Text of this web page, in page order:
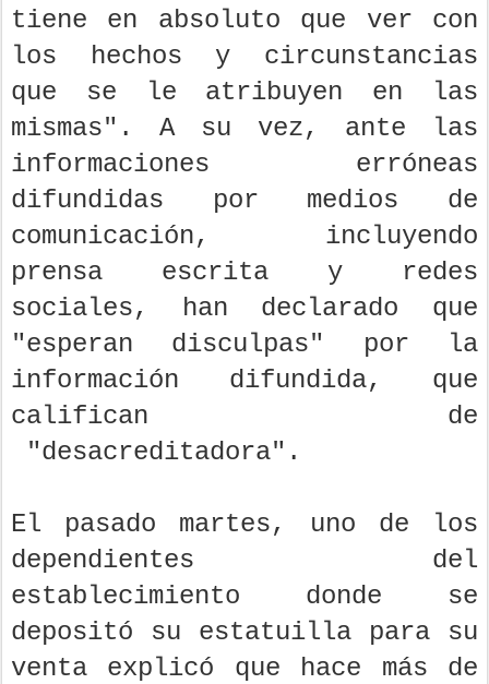
tiene en absoluto que ver con
los hechos y circunstancias
que se le atribuyen en las
mismas". A su vez, ante las
informaciones erróneas
difundidas por medios de
comunicación, incluyendo
prensa escrita y redes
sociales, han declarado que
"esperan disculpas" por la
información difundida, que
califican de
"desacreditadora".
El pasado martes, uno de los
dependientes del
establecimiento donde se
depositó su estatuilla para su
venta explicó que hace más de